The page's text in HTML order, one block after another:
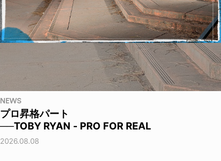
NEWS
プロ昇格パート
──TOBY RYAN - PRO FOR REAL
2026.08.08